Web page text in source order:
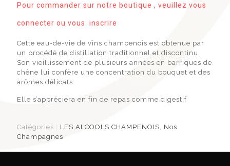
Pour commander sur notre boutique , veuillez vous
connecter ou vous inscrire
Cette eau-de-vie de vins champenois est obtenue par
un procédé de distillation traditionnel et discontinu.
Son vieillissement de plusieurs années en barriques de
chêne lui confère une concentration du bouquet et des
arômes délicats.
Elle s’appréciera en fin de repas comme digestif
Catégories : LES ALCOOLS CHAMPENOIS
Nos
Champagnes